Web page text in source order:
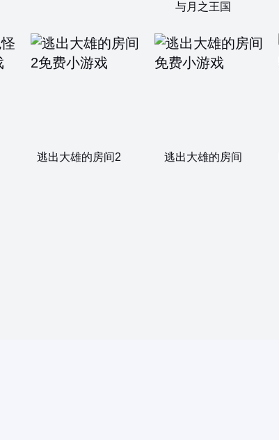
与月之王国
逃出大雄的房间2 逃出大雄的房间